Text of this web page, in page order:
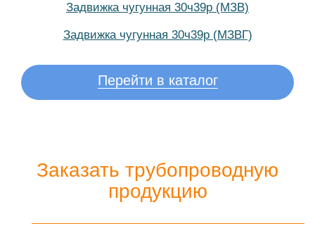
Задвижка чугунная 30ч39р (МЗВ)
Задвижка чугунная 30ч39р (МЗВГ)
Перейти в каталог
Заказать трубопроводную
продукцию